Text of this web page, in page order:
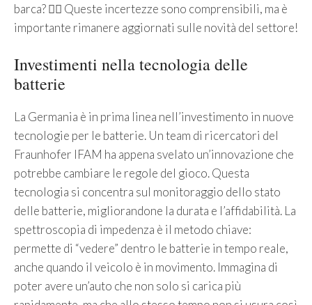
barca? 🙋‍♀️ Queste incertezze sono comprensibili, ma è
importante rimanere aggiornati sulle novità del settore!
Investimenti nella tecnologia delle
batterie
La Germania è in prima linea nell’investimento in nuove
tecnologie per le batterie. Un team di ricercatori del
Fraunhofer IFAM ha appena svelato un’innovazione che
potrebbe cambiare le regole del gioco. Questa
tecnologia si concentra sul monitoraggio dello stato
delle batterie, migliorandone la durata e l’affidabilità. La
spettroscopia di impedenza è il metodo chiave:
permette di “vedere” dentro le batterie in tempo reale,
anche quando il veicolo è in movimento. Immagina di
poter avere un’auto che non solo si carica più